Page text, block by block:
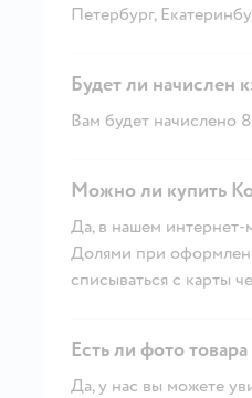
Петербург,
Будет ли начислен
Вам будет начислено
Можно ли купить
Да, в нашем интернет-
Долями при
списываться с карты
Есть ли фото
Да, у нас вы можете